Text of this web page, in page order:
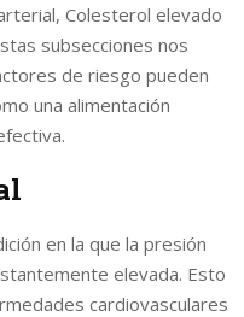
Colesterol elevado
subsecciones nos
de riesgo pueden
una alimentación
en la que la presión
elevada. Esto
cardiovasculares